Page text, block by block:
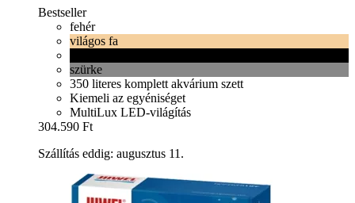
Bestseller
fehér
világos fa
szürke
350 literes komplett akvárium szett
Kiemeli az egyéniséget
MultiLux LED-világítás
304.590 Ft
Szállítás eddig: augusztus 11.